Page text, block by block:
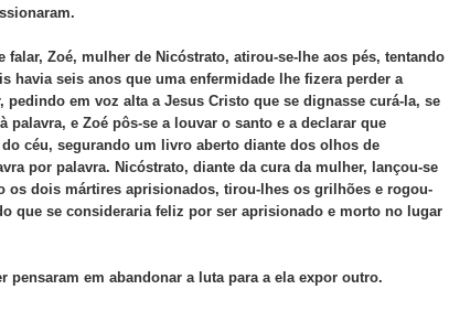
Zoé, mulher de Nicóstrato, atirou-se-lhe aos pés, tentando
havia seis anos que uma enfermidade lhe fizera perder a
em voz alta a Jesus Cristo que se dignasse curá-la, se
palavra, e Zoé pôs-se a louvar o santo e a declarar que
céu, segurando um livro aberto diante dos olhos de
por palavra. Nicóstrato, diante da cura da mulher, lançou-se
os dois mártires aprisionados, tirou-lhes os grilhões e rogou-
que se consideraria feliz por ser aprisionado e morto no lugar
pensaram em abandonar a luta para a ela expor outro.